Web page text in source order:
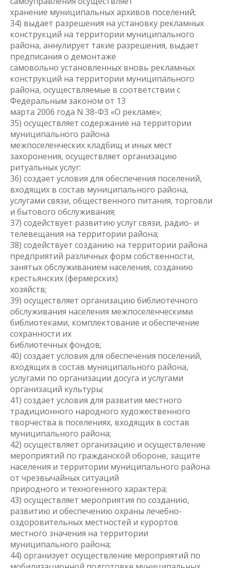
хранение муниципальных архивов поселений;
34) выдает разрешения на установку рекламных
конструкций на территории муниципального
района, аннулирует такие разрешения, выдает
предписания о демонтаже
самовольно установленных вновь рекламных
конструкций на территории муниципального
района, осуществляемые в соответствии с
Федеральным законом от 13
марта 2006 года N 38-ФЗ «О рекламе»;
35) осуществляет содержание на территории
муниципального района
межпоселенческих кладбищ и иных мест
захоронения, осуществляет организацию
ритуальных услуг:
36) создает условия для обеспечения поселений,
входящих в состав муниципального района,
услугами связи, общественного питания, торговли
и бытового обслуживания;
37) содействует развитию услуг связи, радио- и
телевещания на территории района;
38) содействует созданию на территории района
предприятий различных форм собственности,
занятых обслуживанием населения, созданию
крестьянских (фермерских)
хозяйств;
39) осуществляет организацию библиотечного
обслуживания населения межпоселенческими
библиотеками, комплектование и обеспечение
сохранности их
библиотечных фондов;
40) создает условия для обеспечения поселений,
входящих в состав муниципального района,
услугами по организации досуга и услугами
организаций культуры;
41) создает условия для развития местного
традиционного народного художественного
творчества в поселениях, входящих в состав
муниципального района;
42) осуществляет организацию и осуществление
мероприятий по гражданской обороне, защите
населения и территории муниципального района
от чрезвычайных ситуаций
природного и техногенного характера;
43) осуществляет мероприятия по созданию,
развитию и обеспечению охраны лечебно-
оздоровительных местностей и курортов
местного значения на территории
муниципального района;
44) организует осуществление мероприятий по